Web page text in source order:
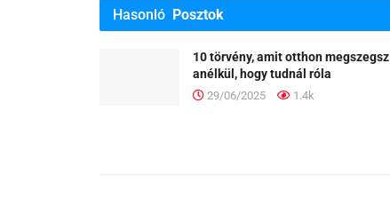
Hasonló Posztok
10 törvény, amit otthon megszegsz
anélkül, hogy tudnál róla
29/06/2025 1.4k